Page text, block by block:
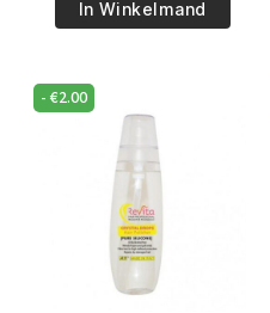
Pride
Olive
Anti-
Breakage
Strengthening
Treatment
aantal
In Winkelmand
-€2.00